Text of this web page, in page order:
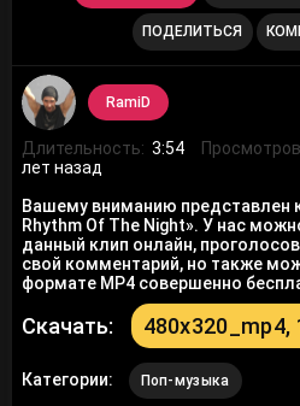
ПОДЕЛИТЬСЯ
RamiD
Длительность: 3:54
лет назад
Вашему вниманию представлен
Rhythm Of The Night». У нас
данный клип онлайн,
свой комментарий, но также
формате MP4 совершенно
Скачать: 480x320_mp4,
Категории: Поп-музыка